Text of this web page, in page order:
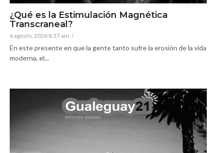
¿Qué es la Estimulación Magnética
Transcraneal?
6 agosto, 2026 8:37 am /
En este presente en que la gente tanto sufre la erosión de la vida
moderna, el...